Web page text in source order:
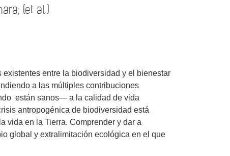
(et al.)
entre la biodiversidad y el bienestar
a las múltiples contribuciones
están sanos— a la calidad de vida
antropogénica de biodiversidad está
vida en la Tierra. Comprender y dar a
global y extralimitación ecológica en el que